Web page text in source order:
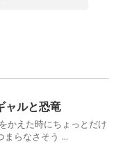
ルと恐竜
かえた時にちょっとだけ
まらなさそう ...